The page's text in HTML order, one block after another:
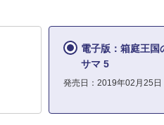
電子版：箱庭王国
サマ 5
発売日：2019年02月25日